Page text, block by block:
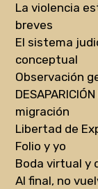
La violencia
breves
El sistema
conceptual
Observación
migración
Libertad de
Folio y yo
Boda virtual y
Al final, no